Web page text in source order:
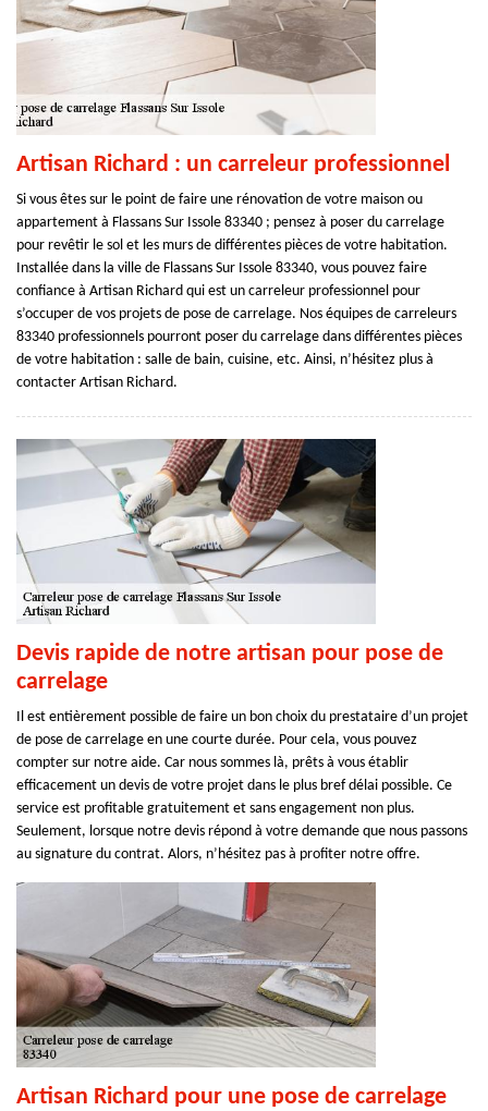
Artisan Richard : un carreleur professionnel
Si vous êtes sur le point de faire une rénovation de votre maison ou
appartement à Flassans Sur Issole 83340 ; pensez à poser du carrelage
pour revêtir le sol et les murs de différentes pièces de votre habitation.
Installée dans la ville de Flassans Sur Issole 83340, vous pouvez faire
confiance à Artisan Richard qui est un carreleur professionnel pour
s’occuper de vos projets de pose de carrelage. Nos équipes de carreleurs
83340 professionnels pourront poser du carrelage dans différentes pièces
de votre habitation : salle de bain, cuisine, etc. Ainsi, n’hésitez plus à
contacter Artisan Richard.
Devis rapide de notre artisan pour pose de
carrelage
Il est entièrement possible de faire un bon choix du prestataire d’un projet
de pose de carrelage en une courte durée. Pour cela, vous pouvez
compter sur notre aide. Car nous sommes là, prêts à vous établir
efficacement un devis de votre projet dans le plus bref délai possible. Ce
service est profitable gratuitement et sans engagement non plus.
Seulement, lorsque notre devis répond à votre demande que nous passons
au signature du contrat. Alors, n’hésitez pas à profiter notre offre.
Artisan Richard pour une pose de carrelage